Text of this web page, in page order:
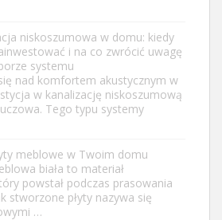
niskoszumowa w domu: kiedy
i na co zwrócić uwagę
systemu
nad komfortem akustycznym w
w kanalizację niskoszumową
Tego typu systemy
meblowe w Twoim domu
biała to materiał
powstał podczas prasowania
stworzone płyty nazywa się
…